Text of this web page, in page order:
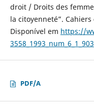
droit / Droits des
la citoyenneté”. Cahiers
Disponível em https://
3558_1993_num_6_1_903
PDF/A